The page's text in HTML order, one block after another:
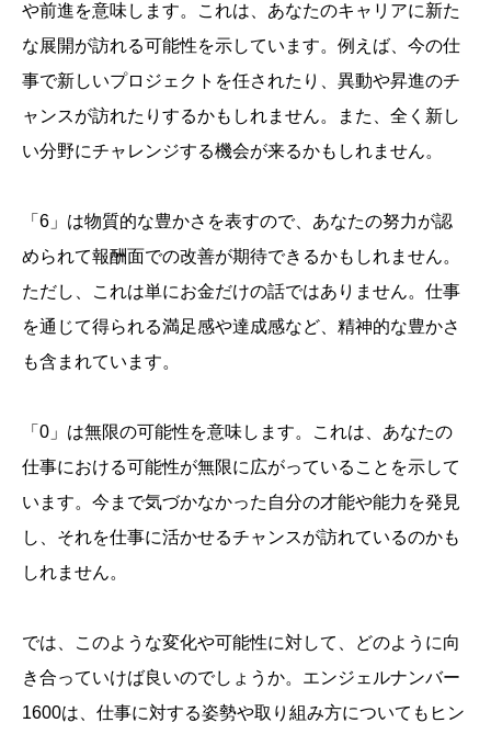
や前進を意味します。これは、あなたのキャリアに新た
な展開が訪れる可能性を示しています。例えば、今の仕
事で新しいプロジェクトを任されたり、異動や昇進のチ
ャンスが訪れたりするかもしれません。また、全く新し
い分野にチャレンジする機会が来るかもしれません。
「6」は物質的な豊かさを表すので、あなたの努力が認
められて報酬面での改善が期待できるかもしれません。
ただし、これは単にお金だけの話ではありません。仕事
を通じて得られる満足感や達成感など、精神的な豊かさ
も含まれています。
「0」は無限の可能性を意味します。これは、あなたの
仕事における可能性が無限に広がっていることを示して
います。今まで気づかなかった自分の才能や能力を発見
し、それを仕事に活かせるチャンスが訪れているのかも
しれません。
では、このような変化や可能性に対して、どのように向
き合っていけば良いのでしょうか。エンジェルナンバー
1600は、仕事に対する姿勢や取り組み方についてもヒン